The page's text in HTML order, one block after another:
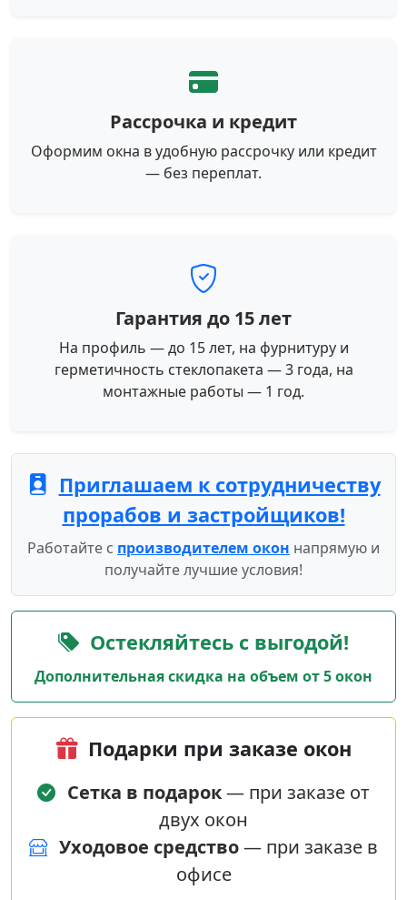
Рассрочка и кредит
Оформим окна в удобную рассрочку или кредит
— без переплат.
Гарантия до 15 лет
На профиль — до 15 лет, на фурнитуру и
герметичность стеклопакета — 3 года, на
монтажные работы — 1 год.
Приглашаем к сотрудничеству
прорабов и застройщиков!
Работайте с производителем окон напрямую и
получайте лучшие условия!
Остекляйтесь с выгодой!
Дополнительная скидка на объем от 5 окон
Подарки при заказе окон
Сетка в подарок— при заказе от
двух окон
Уходовое средство— при заказе в
офисе